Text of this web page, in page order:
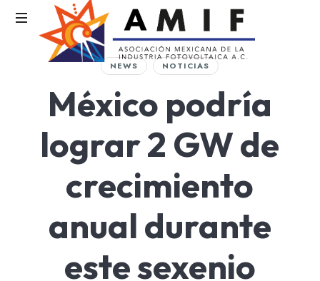
AMIF
Fotovoltaica
NEWS NOTICIAS
México podría
lograr 2 GW de
crecimiento
anual durante
este sexenio